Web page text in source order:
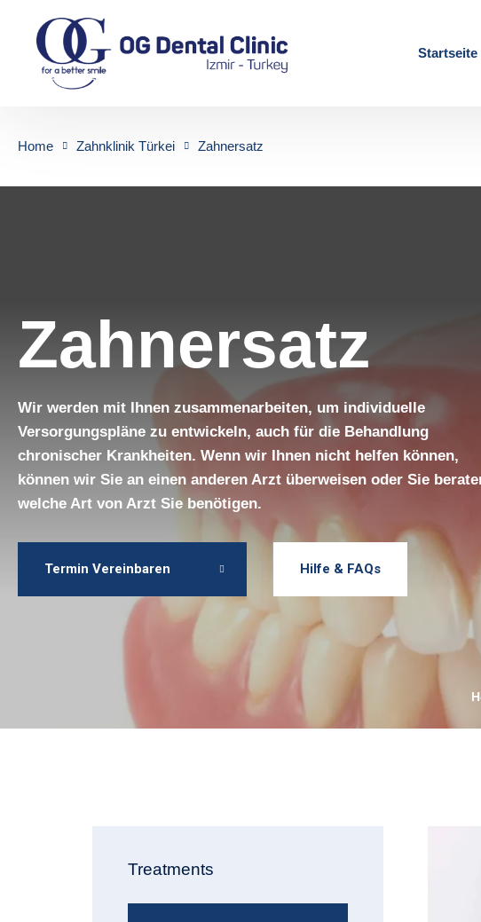
Startseite
Home Zahnklinik Türkei Zahnersatz
Zahnersatz
Wir werden mit Ihnen zusammenarbeiten, um individuelle
Versorgungspläne zu entwickeln, auch für die Behandlung
chronischer Krankheiten. Wenn wir Ihnen nicht helfen können,
können wir Sie an einen anderen Arzt überweisen oder Sie
welche Art von Arzt Sie benötigen.
Termin Vereinbaren Hilfe & FAQs
Treatments